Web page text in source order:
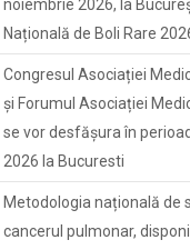
noiembrie 2026, la
Națională de Boli Rare
Congresul Asociației
și Forumul Asociației
se vor desfășura în
2026 la Bucuresti
Metodologia națională de
cancerul pulmonar,